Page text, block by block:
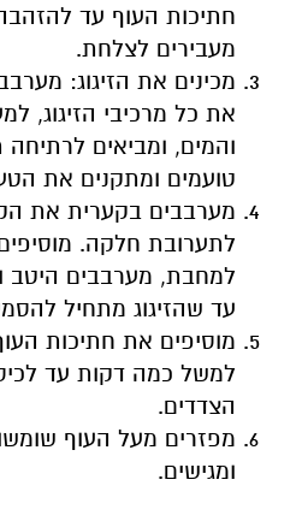
חתיכות העוף עד
מעבירים לצלחת.
מכינים את הזיגוג:
את כל מרכיבי הזיגוג,
והמים, ומביאים לרתיחה
טועמים ומתקנים את
מערבבים בקערית את
לתערובת חלקה.
עד שהזיגוג מתחיל
מוסיפים את חתיכות
למשל כמה דקות עד
הצדדים.
מפזרים מעל העוף
ומגישים.